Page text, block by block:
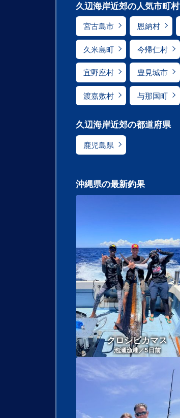
久辺海岸近郊の人気市町村
宮古島市 恩納村
久米島町 今帰仁村
宜野座村 豊見城市
渡嘉敷村 与那国町
久辺海岸近郊の都道府県
鹿児島県
沖縄県の最新釣果
クロシビカマス
泡瀬漁港／5日前